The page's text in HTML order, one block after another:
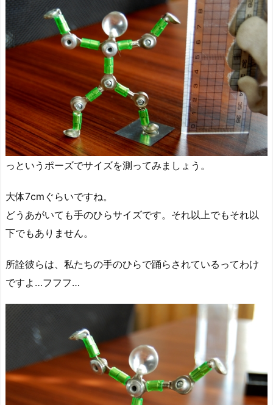
っというポーズでサイズを測ってみましょう。
大体7cmぐらいですね。
どうあがいても手のひらサイズです。それ以上でもそれ以
下でもありません。
所詮彼らは、私たちの手のひらで踊らされているってわけ
ですよ…フフフ…